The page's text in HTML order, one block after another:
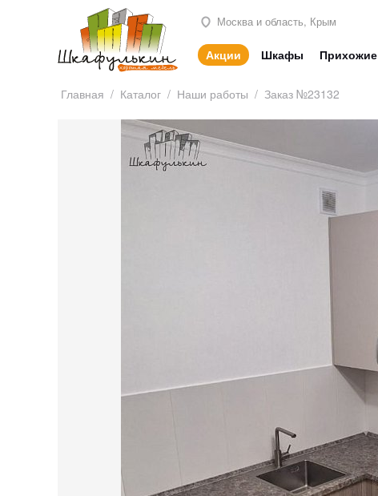
Москва и область, Крым
Акции Шкафы Прихожие
Главная / Каталог / Наши работы / Заказ №23132